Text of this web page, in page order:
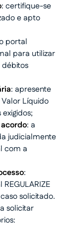
: certifique-se
e apto
portal
para utilizar
: apresente
Líquido
: a
judicialmente
com a
:
solicitado.
solicitar